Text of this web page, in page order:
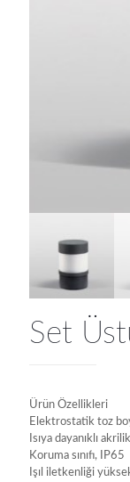
Set
Ürün Özellikleri
Elektrostatik toz
Isıya dayanıklı
Koruma sınıfı, IP65
Işıl iletkenliği